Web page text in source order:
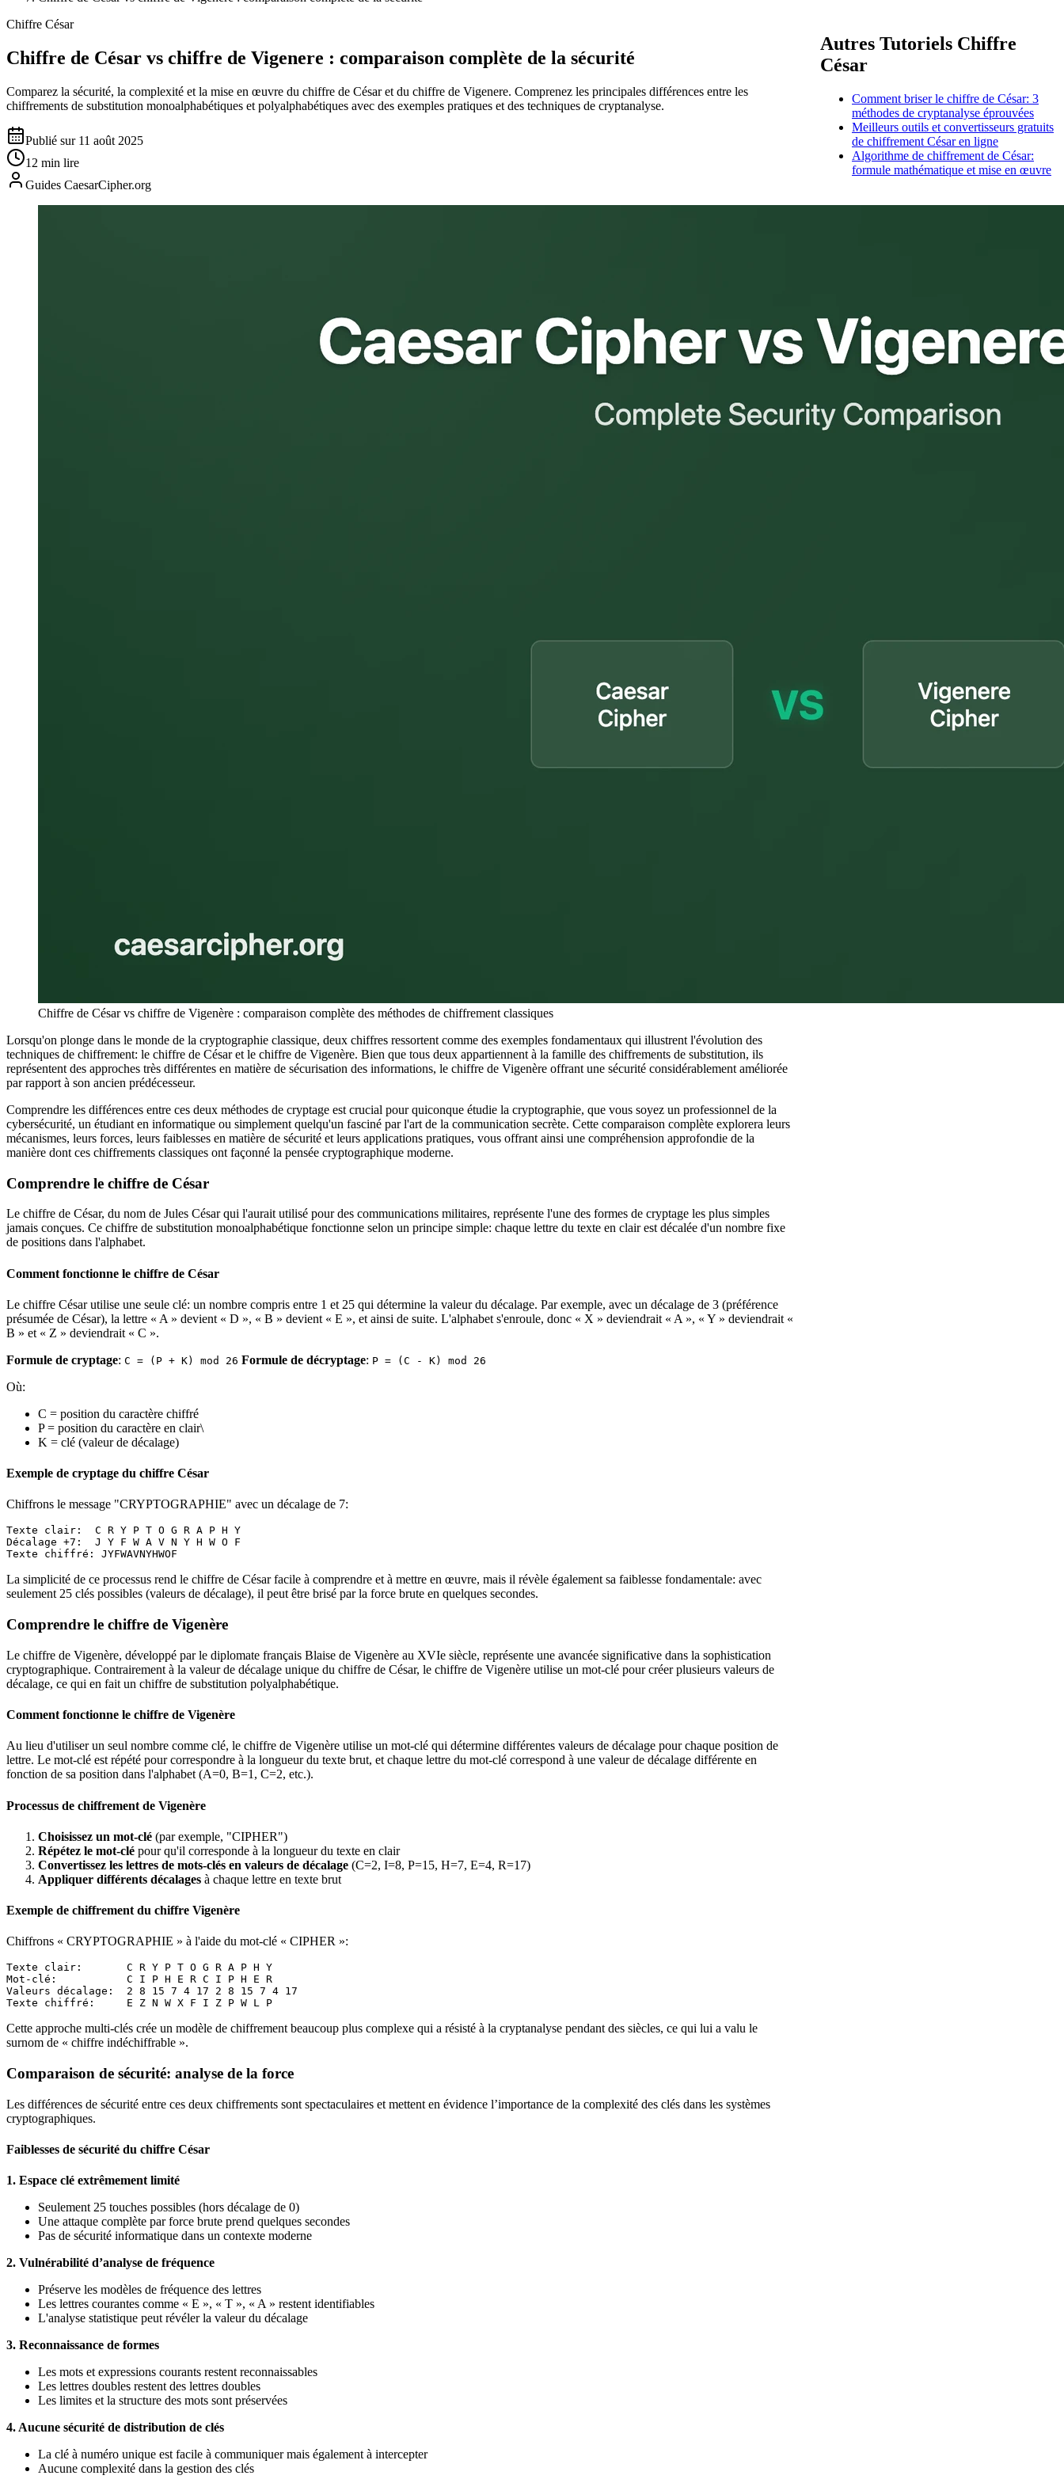
Chiffre César
Chiffre de César vs chiffre de Vigenere : comparaison complète de la sécurité
Comparez la sécurité, la complexité et la mise en œuvre du chiffre de César et du chiffre de Vigenere. Comprenez les principales différences entre les
chiffrements de substitution monoalphabétiques et polyalphabétiques avec des exemples pratiques et des techniques de cryptanalyse.
Publié sur 11 août 2025
12 min lire
Guides CaesarCipher.org
Chiffre de César vs chiffre de Vigenère : comparaison complète des méthodes de chiffrement classiques
Lorsqu'on plonge dans le monde de la cryptographie classique, deux chiffres ressortent comme des exemples fondamentaux qui illustrent l'évolution des
techniques de chiffrement: le chiffre de César et le chiffre de Vigenère. Bien que tous deux appartiennent à la famille des chiffrements de substitution, ils
représentent des approches très différentes en matière de sécurisation des informations, le chiffre de Vigenère offrant une sécurité considérablement améliorée
par rapport à son ancien prédécesseur.
Comprendre les différences entre ces deux méthodes de cryptage est crucial pour quiconque étudie la cryptographie, que vous soyez un professionnel de la
cybersécurité, un étudiant en informatique ou simplement quelqu'un fasciné par l'art de la communication secrète. Cette comparaison complète explorera leurs
mécanismes, leurs forces, leurs faiblesses en matière de sécurité et leurs applications pratiques, vous offrant ainsi une compréhension approfondie de la
manière dont ces chiffrements classiques ont façonné la pensée cryptographique moderne.
Comprendre le chiffre de César
Le chiffre de César, du nom de Jules César qui l'aurait utilisé pour des communications militaires, représente l'une des formes de cryptage les plus simples
jamais conçues. Ce chiffre de substitution monoalphabétique fonctionne selon un principe simple: chaque lettre du texte en clair est décalée d'un nombre fixe
de positions dans l'alphabet.
Comment fonctionne le chiffre de César
Le chiffre César utilise une seule clé: un nombre compris entre 1 et 25 qui détermine la valeur du décalage. Par exemple, avec un décalage de 3 (préférence
présumée de César), la lettre « A » devient « D », « B » devient « E », et ainsi de suite. L'alphabet s'enroule, donc « X » deviendrait « A », « Y » deviendrait «
B » et « Z » deviendrait « C ».
Formule de cryptage: C = (P + K) mod 26 Formule de décryptage: P = (C - K) mod 26
Où:
C = position du caractère chiffré
P = position du caractère en clair\
K = clé (valeur de décalage)
Exemple de cryptage du chiffre César
Chiffrons le message "CRYPTOGRAPHIE" avec un décalage de 7:
Texte clair:  C R Y P T O G R A P H Y
Décalage +7:  J Y F W A V N Y H W O F
La simplicité de ce processus rend le chiffre de César facile à comprendre et à mettre en œuvre, mais il révèle également sa faiblesse fondamentale: avec
seulement 25 clés possibles (valeurs de décalage), il peut être brisé par la force brute en quelques secondes.
Comprendre le chiffre de Vigenère
Le chiffre de Vigenère, développé par le diplomate français Blaise de Vigenère au XVIe siècle, représente une avancée significative dans la sophistication
cryptographique. Contrairement à la valeur de décalage unique du chiffre de César, le chiffre de Vigenère utilise un mot-clé pour créer plusieurs valeurs de
décalage, ce qui en fait un chiffre de substitution polyalphabétique.
Comment fonctionne le chiffre de Vigenère
Au lieu d'utiliser un seul nombre comme clé, le chiffre de Vigenère utilise un mot-clé qui détermine différentes valeurs de décalage pour chaque position de
lettre. Le mot-clé est répété pour correspondre à la longueur du texte brut, et chaque lettre du mot-clé correspond à une valeur de décalage différente en
fonction de sa position dans l'alphabet (A=0, B=1, C=2, etc.).
Processus de chiffrement de Vigenère
Choisissez un mot-clé (par exemple, "CIPHER")
Répétez le mot-clé pour qu'il corresponde à la longueur du texte en clair
Convertissez les lettres de mots-clés en valeurs de décalage (C=2, I=8, P=15, H=7, E=4, R=17)
Appliquer différents décalages à chaque lettre en texte brut
Exemple de chiffrement du chiffre Vigenère
Chiffrons « CRYPTOGRAPHIE » à l'aide du mot-clé « CIPHER »:
Texte clair:       C R Y P T O G R A P H Y
Mot-clé:           C I P H E R C I P H E R
Valeurs décalage:  2 8 15 7 4 17 2 8 15 7 4 17
Cette approche multi-clés crée un modèle de chiffrement beaucoup plus complexe qui a résisté à la cryptanalyse pendant des siècles, ce qui lui a valu le
surnom de « chiffre indéchiffrable ».
Comparaison de sécurité: analyse de la force
Les différences de sécurité entre ces deux chiffrements sont spectaculaires et mettent en évidence l’importance de la complexité des clés dans les systèmes
cryptographiques.
Faiblesses de sécurité du chiffre César
1. Espace clé extrêmement limité
Seulement 25 touches possibles (hors décalage de 0)
Une attaque complète par force brute prend quelques secondes
Pas de sécurité informatique dans un contexte moderne
2. Vulnérabilité d’analyse de fréquence
Préserve les modèles de fréquence des lettres
Les lettres courantes comme « E », « T », « A » restent identifiables
L'analyse statistique peut révéler la valeur du décalage
3. Reconnaissance de formes
Les mots et expressions courants restent reconnaissables
Les lettres doubles restent des lettres doubles
Les limites et la structure des mots sont préservées
4. Aucune sécurité de distribution de clés
La clé à numéro unique est facile à communiquer mais également à intercepter
Aucune complexité dans la gestion des clés
Autres Tutoriels Chiffre
César
Comment briser le chiffre de César: 3
méthodes de cryptanalyse éprouvées
Meilleurs outils et convertisseurs gratuits
de chiffrement César en ligne
Algorithme de chiffrement de César:
formule mathématique et mise en œuvre